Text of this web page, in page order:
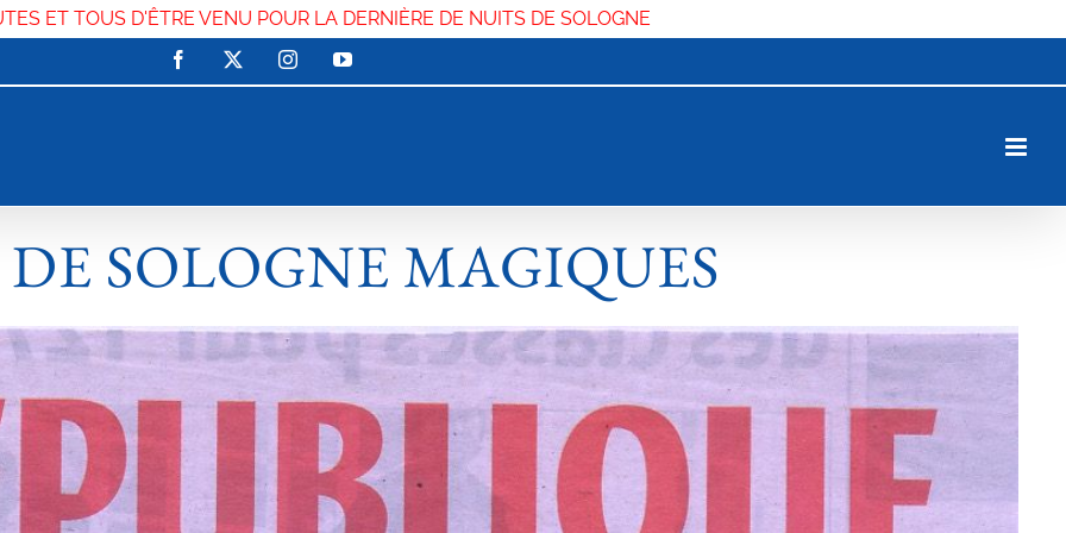
ET TOUS D'ÊTRE VENU POUR LA DERNIÈRE DE NUITS DE SOLOGNE
Facebook InstagramYouTube
SOLOGNE MAGIQUES